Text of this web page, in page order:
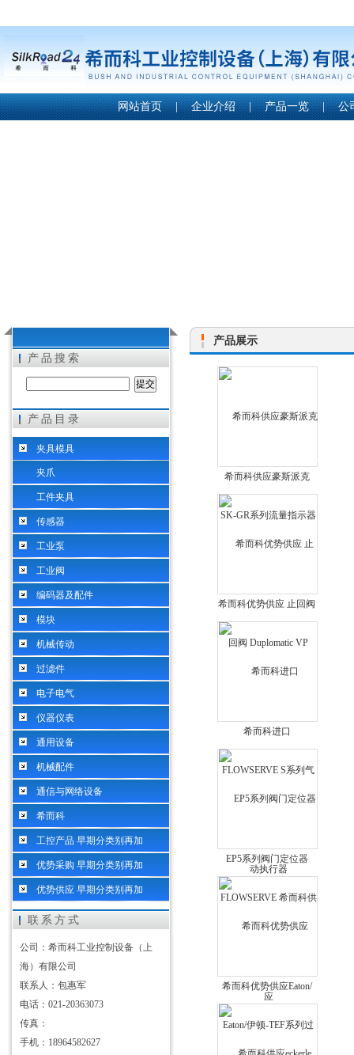
希而科工业控制设备（上海）有限公司
网站首页 | 企业介绍 | 产品一览 | 公
产品搜索
产品目录
夹具模具
夹爪
工件夹具
传感器
工业泵
工业阀
编码器及配件
模块
机械传动
过滤件
电子电气
仪器仪表
通用设备
机械配件
通信与网络设备
希而科
工控产品 早期分类别再加
优势采购 早期分类别再加
优势供应 早期分类别再加
联系方式
公司：希而科工业控制设备（上
海）有限公司
联系人：包惠军
电话：021-20363073
传真：
手机：18964582627
产品展示
希而科供应豪斯派克
SK-GR系列流量指示器
希而科优势供应 止回阀
Duplomatic VP
希而科进口
FLOWSERVE S系列气
动执行器
EP5系列阀门定位器
FLOWSERVE 希而科供
应
希而科优势供应Eaton/
伊顿-TEF系列过滤器